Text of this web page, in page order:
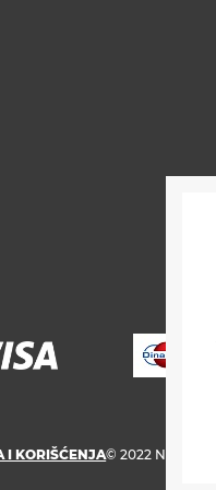
I KORIŠĆENJA© 2022 NURDOR.